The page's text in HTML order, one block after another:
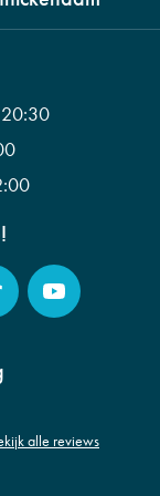
alle reviews